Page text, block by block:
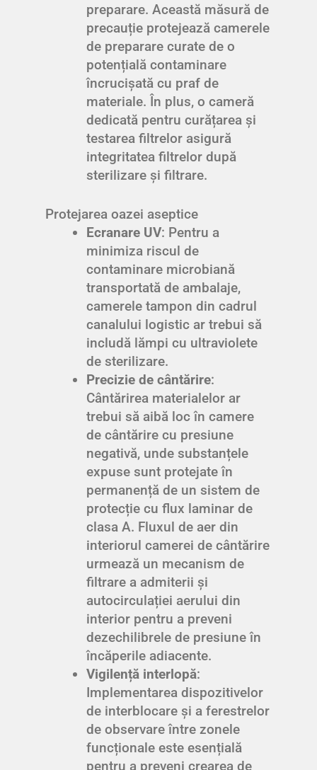
preparare. Această măsură de
precauție protejează camerele
de preparare curate de o
potențială contaminare
încrucișată cu praf de
materiale. În plus, o cameră
dedicată pentru curățarea și
testarea filtrelor asigură
integritatea filtrelor după
sterilizare și filtrare.
Protejarea oazei aseptice
Ecranare UV: Pentru a
minimiza riscul de
contaminare microbiană
transportată de ambalaje,
camerele tampon din cadrul
canalului logistic ar trebui să
includă lămpi cu ultraviolete
de sterilizare.
Precizie de cântărire:
Cântărirea materialelor ar
trebui să aibă loc în camere
de cântărire cu presiune
negativă, unde substanțele
expuse sunt protejate în
permanență de un sistem de
protecție cu flux laminar de
clasa A. Fluxul de aer din
interiorul camerei de cântărire
urmează un mecanism de
filtrare a admiterii și
autocirculației aerului din
interior pentru a preveni
dezechilibrele de presiune în
încăperile adiacente.
Vigilență interlopă:
Implementarea dispozitivelor
de interblocare și a ferestrelor
de observare între zonele
funcționale este esențială
pentru a preveni crearea de